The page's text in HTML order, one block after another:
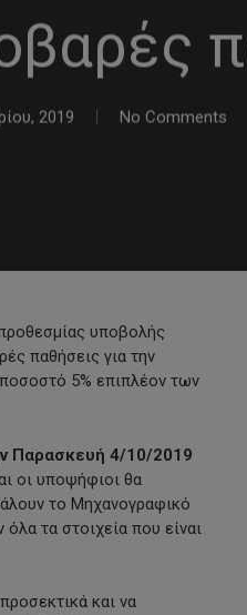
2019 No Comments
υποβολής
παθήσεις για την
5% επιπλέον των
Παρασκευή 4/10/2019
οι υποψήφιοι θα
το Μηχανογραφικό
τα στοιχεία που είναι
και να